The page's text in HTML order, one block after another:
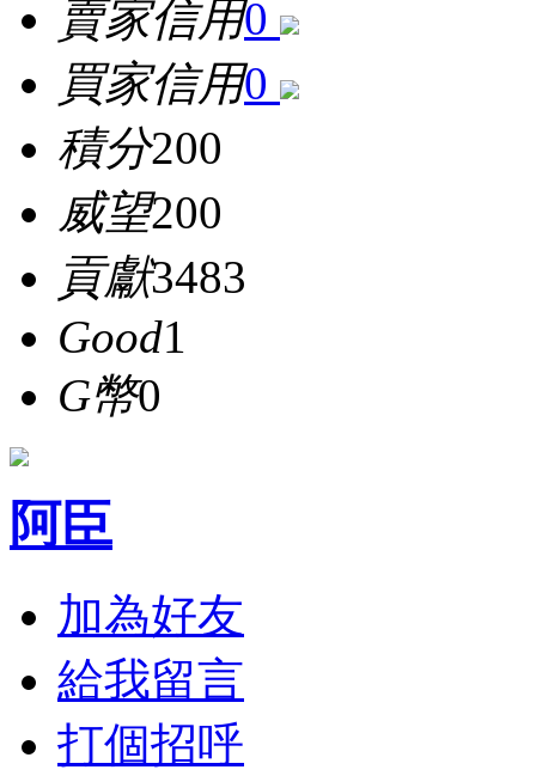
賣家信用0
買家信用0
積分200
威望200
貢獻3483
Good1
G幣0
阿臣
加為好友
給我留言
打個招呼